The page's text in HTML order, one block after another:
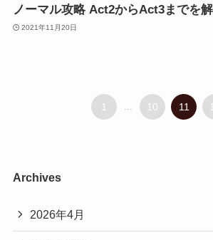
ノーマル攻略 Act2からAct3までを
2021年11月20日
1 ... 10 11
Archives
2026年4月